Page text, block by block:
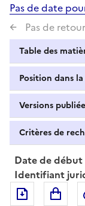
Pas de date
Pas de
Table des
Position dans
Versions
Critères de
Date de
Identifiant
Exporter